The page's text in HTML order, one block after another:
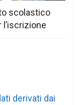
scolastico
l’iscrizione
derivati dai